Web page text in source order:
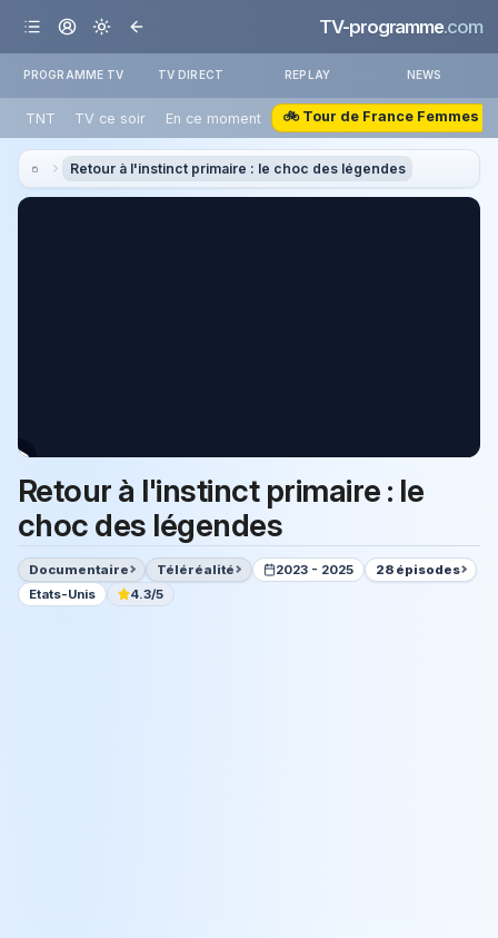
TV-programme.com
PROGRAMME TV TV DIRECT REPLAY NEWS
TNT TV ce soir En ce moment 🚲 Tour de France Femmes
Retour à l'instinct primaire : le choc des légendes
Retour à l'instinct primaire : le
choc des légendes
Documentaire Téléréalité 2023 - 2025
28 épisodes
Etats-Unis
4.3/5